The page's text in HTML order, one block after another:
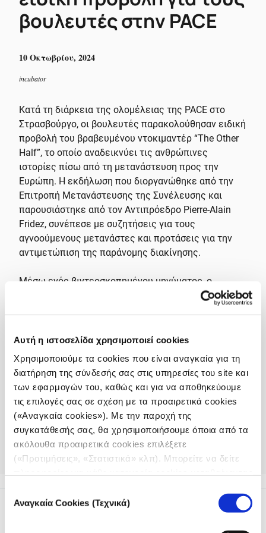
Αυτή η ιστοσελίδα χρησιμοποιεί cookies
Χρησιμοποιούμε τα cookies που είναι αναγκαία για τη
διατήρηση της σύνδεσής σας στις υπηρεσίες του site και
των εφαρμογών του, καθώς και για να αποθηκεύουμε
τις επιλογές σας σε σχέση με τα προαιρετικά cookies
(«Αναγκαία cookies»). Με την παροχή της
συγκατάθεσής σας, θα χρησιμοποιήσουμε όποια από τα
ακόλουθα προαιρετικά cookies επιλέξετε
(«Προτιμήσεις», «Στατιστικά» κλπ). Μπορείτε να δείτε
συγκατάθεσης
Αναγκαία Cookies (Τεχνικά)
βουλευτές στην PACE
10 Οκτωβρίου, 2024
incubator
Κατά τη διάρκεια της ολομέλειας της PACE στο
Στρασβούργο, οι βουλευτές παρακολούθησαν ειδική
προβολή του βραβευμένου ντοκιμαντέρ “The Other
Half”, το οποίο αναδεικνύει τις ανθρώπινες
ιστορίες πίσω από τη μετανάστευση προς την
Ευρώπη. Η εκδήλωση που διοργανώθηκε από την
Επιτροπή Μετανάστευσης της Συνέλευσης και
παρουσιάστηκε από τον Αντιπρόεδρο Pierre-Alain
Fridez, συνέπεσε με συζητήσεις για τους
αγνοούμενους μετανάστες και προτάσεις για την
αντιμετώπιση της παράνομης διακίνησης.
Μέσω ενός βιντεοσκοπημένου μηνύματος, ο
σκηνοθέτης Γιώργος Μουτάφης τόνισε τις
συνέπειες των περιοριστικών μεταναστευτικών
του Συμβουλίου της Ευρώπης για τη Μετανάστευση,
απεικόνιση της ανθρώπινης εμπειρίας,
προτρέποντας σε προβληματισμό και δράση σε
θέματα μετανάστευσης.
*Το The Other Half αναπτύχθηκε στον 3ο κύκλο του
incubator του iMEdD.
Διαβάστε περισσότερα